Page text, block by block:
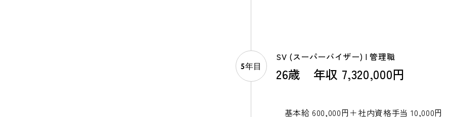
5年目
SV (スーパーバイザー) | 管理職
26歳 年収 7,320,000円
基本給 600,000円＋社内資格手当 10,000円